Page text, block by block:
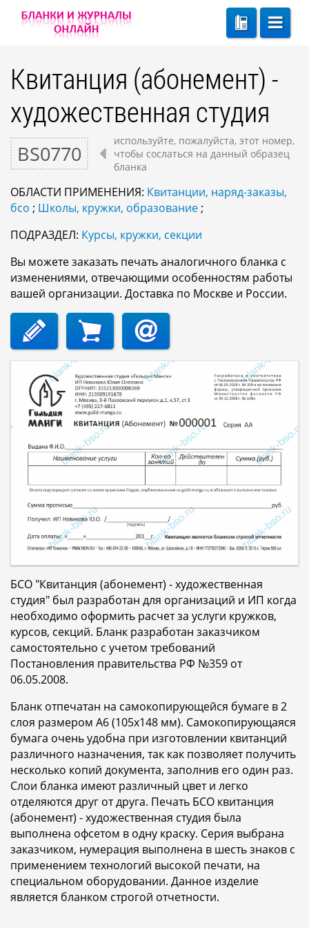
Квитанция (абонемент) -
художественная студия
BS0770
используйте, пожалуйста, этот номер,
чтобы сослаться на данный образец
бланка
ОБЛАСТИ ПРИМЕНЕНИЯ: Квитанции, наряд-заказы,
бсо ; Школы, кружки, образование ;
ПОДРАЗДЕЛ: Курсы, кружки, секции
Вы можете заказать печать аналогичного бланка с
изменениями, отвечающими особенностям работы
вашей организации. Доставка по Москве и России.
БСО "Квитанция (абонемент) - художественная
студия" был разработан для организаций и ИП когда
необходимо оформить расчет за услуги кружков,
курсов, секций. Бланк разработан заказчиком
самостоятельно с учетом требований
Постановления правительства РФ №359 от
06.05.2008.
Бланк отпечатан на самокопирующейся бумаге в 2
слоя размером A6 (105x148 мм). Самокопирующаяся
бумага очень удобна при изготовлении квитанций
различного назначения, так как позволяет получить
несколько копий документа, заполнив его один раз.
Слои бланка имеют различный цвет и легко
отделяются друг от друга. Печать БСО квитанция
(абонемент) - художественная студия была
выполнена офсетом в одну краску. Серия выбрана
заказчиком, нумерация выполнена в шесть знаков с
применением технологий высокой печати, на
специальном оборудовании. Данное изделие
является бланком строгой отчетности.